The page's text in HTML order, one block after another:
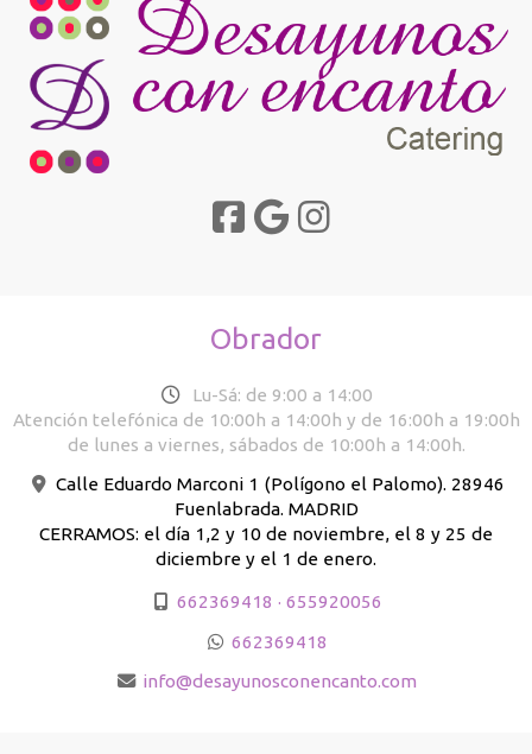
Obrador
Lu-Sá: de 9:00 a 14:00
Atención telefónica de 10:00h a 14:00h y de 16:00h a 19:00h
de lunes a viernes, sábados de 10:00h a 14:00h.
Calle Eduardo Marconi 1 (Polígono el Palomo). 28946
Fuenlabrada. MADRID
CERRAMOS: el día 1,2 y 10 de noviembre, el 8 y 25 de
diciembre y el 1 de enero.
662369418 · 655920056
662369418
info
desayunosconencanto.com